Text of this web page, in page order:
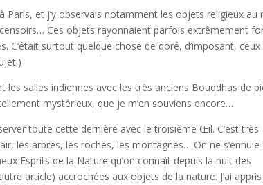
et j’y observais notamment les objets religieux au
Ces objets rayonnaient parfois extrêmement
C’était surtout quelque chose de doré, d’imposant, ceux
salles indiennes avec les très anciens Bouddhas de
mystérieux, que je m’en souviens encore…
toute cette dernière avec le troisième Œil. C’est très
les arbres, les roches, les montagnes… On ne s’ennuie
Esprits de la Nature qu’on connaît depuis la nuit des
article) accrochées aux objets de la nature. J’ai